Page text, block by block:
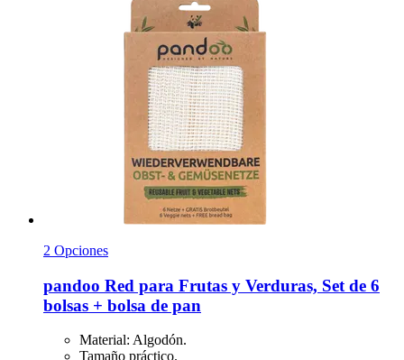
2 Opciones
pandoo Red para Frutas y Verduras, Set de 6
bolsas + bolsa de pan
Material: Algodón.
Tamaño práctico.